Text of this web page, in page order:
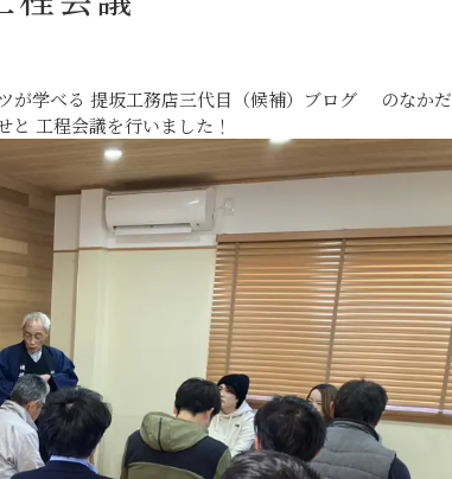
が学べる 提坂工務店三代目（候補）ブログ のなかだ
工程会議を行いました！